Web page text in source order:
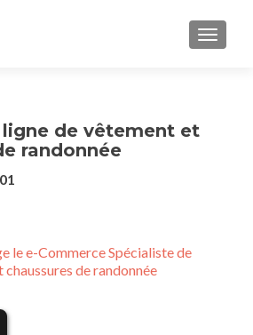
de vêtement et
randonnée
le e-Commerce Spécialiste de
de randonnée